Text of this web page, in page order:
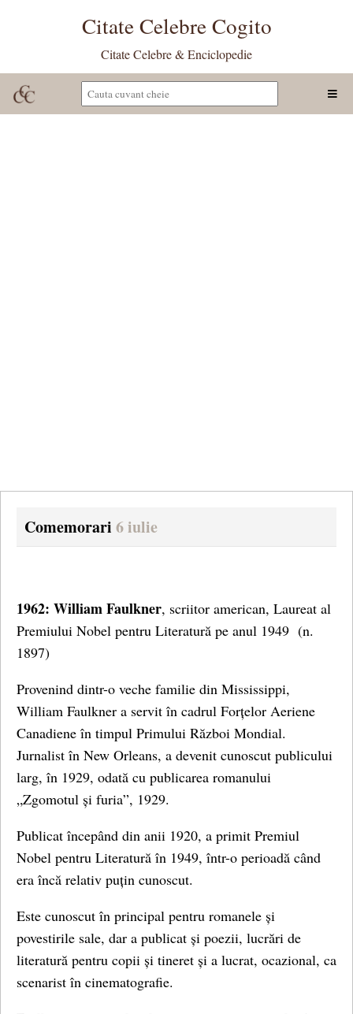
Citate Celebre Cogito
Citate Celebre & Enciclopedie
Comemorari 6 iulie
1962: William Faulkner, scriitor american, Laureat al
Premiului Nobel pentru Literatură pe anul 1949 (n.
1897)
Provenind dintr-o veche familie din Mississippi,
William Faulkner a servit în cadrul Forțelor Aeriene
Canadiene în timpul Primului Război Mondial.
Jurnalist în New Orleans, a devenit cunoscut publicului
larg, în 1929, odată cu publicarea romanului
„Zgomotul și furia”, 1929.
Publicat începând din anii 1920, a primit Premiul
Nobel pentru Literatură în 1949, într-o perioadă când
era încă relativ puțin cunoscut.
Este cunoscut în principal pentru romanele și
povestirile sale, dar a publicat și poezii, lucrări de
literatură pentru copii și tineret și a lucrat, ocazional, ca
scenarist în cinematografie.